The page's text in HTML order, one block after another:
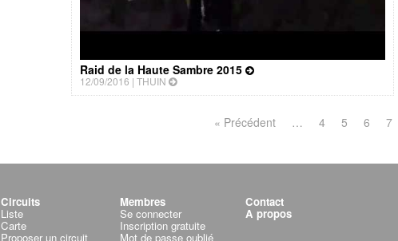
Raid de la Haute Sambre 2015
12/09/2016 | THUIN
« Précédent … 4 5 6 7
Circuits
Liste
Carte
Proposer un circuit
Membres
Se connecter
Inscription gratuite
Mot de passe oublié
Contact
A propos